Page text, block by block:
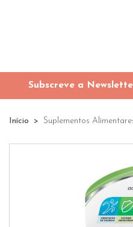
Subscreve a
Início Suplementos